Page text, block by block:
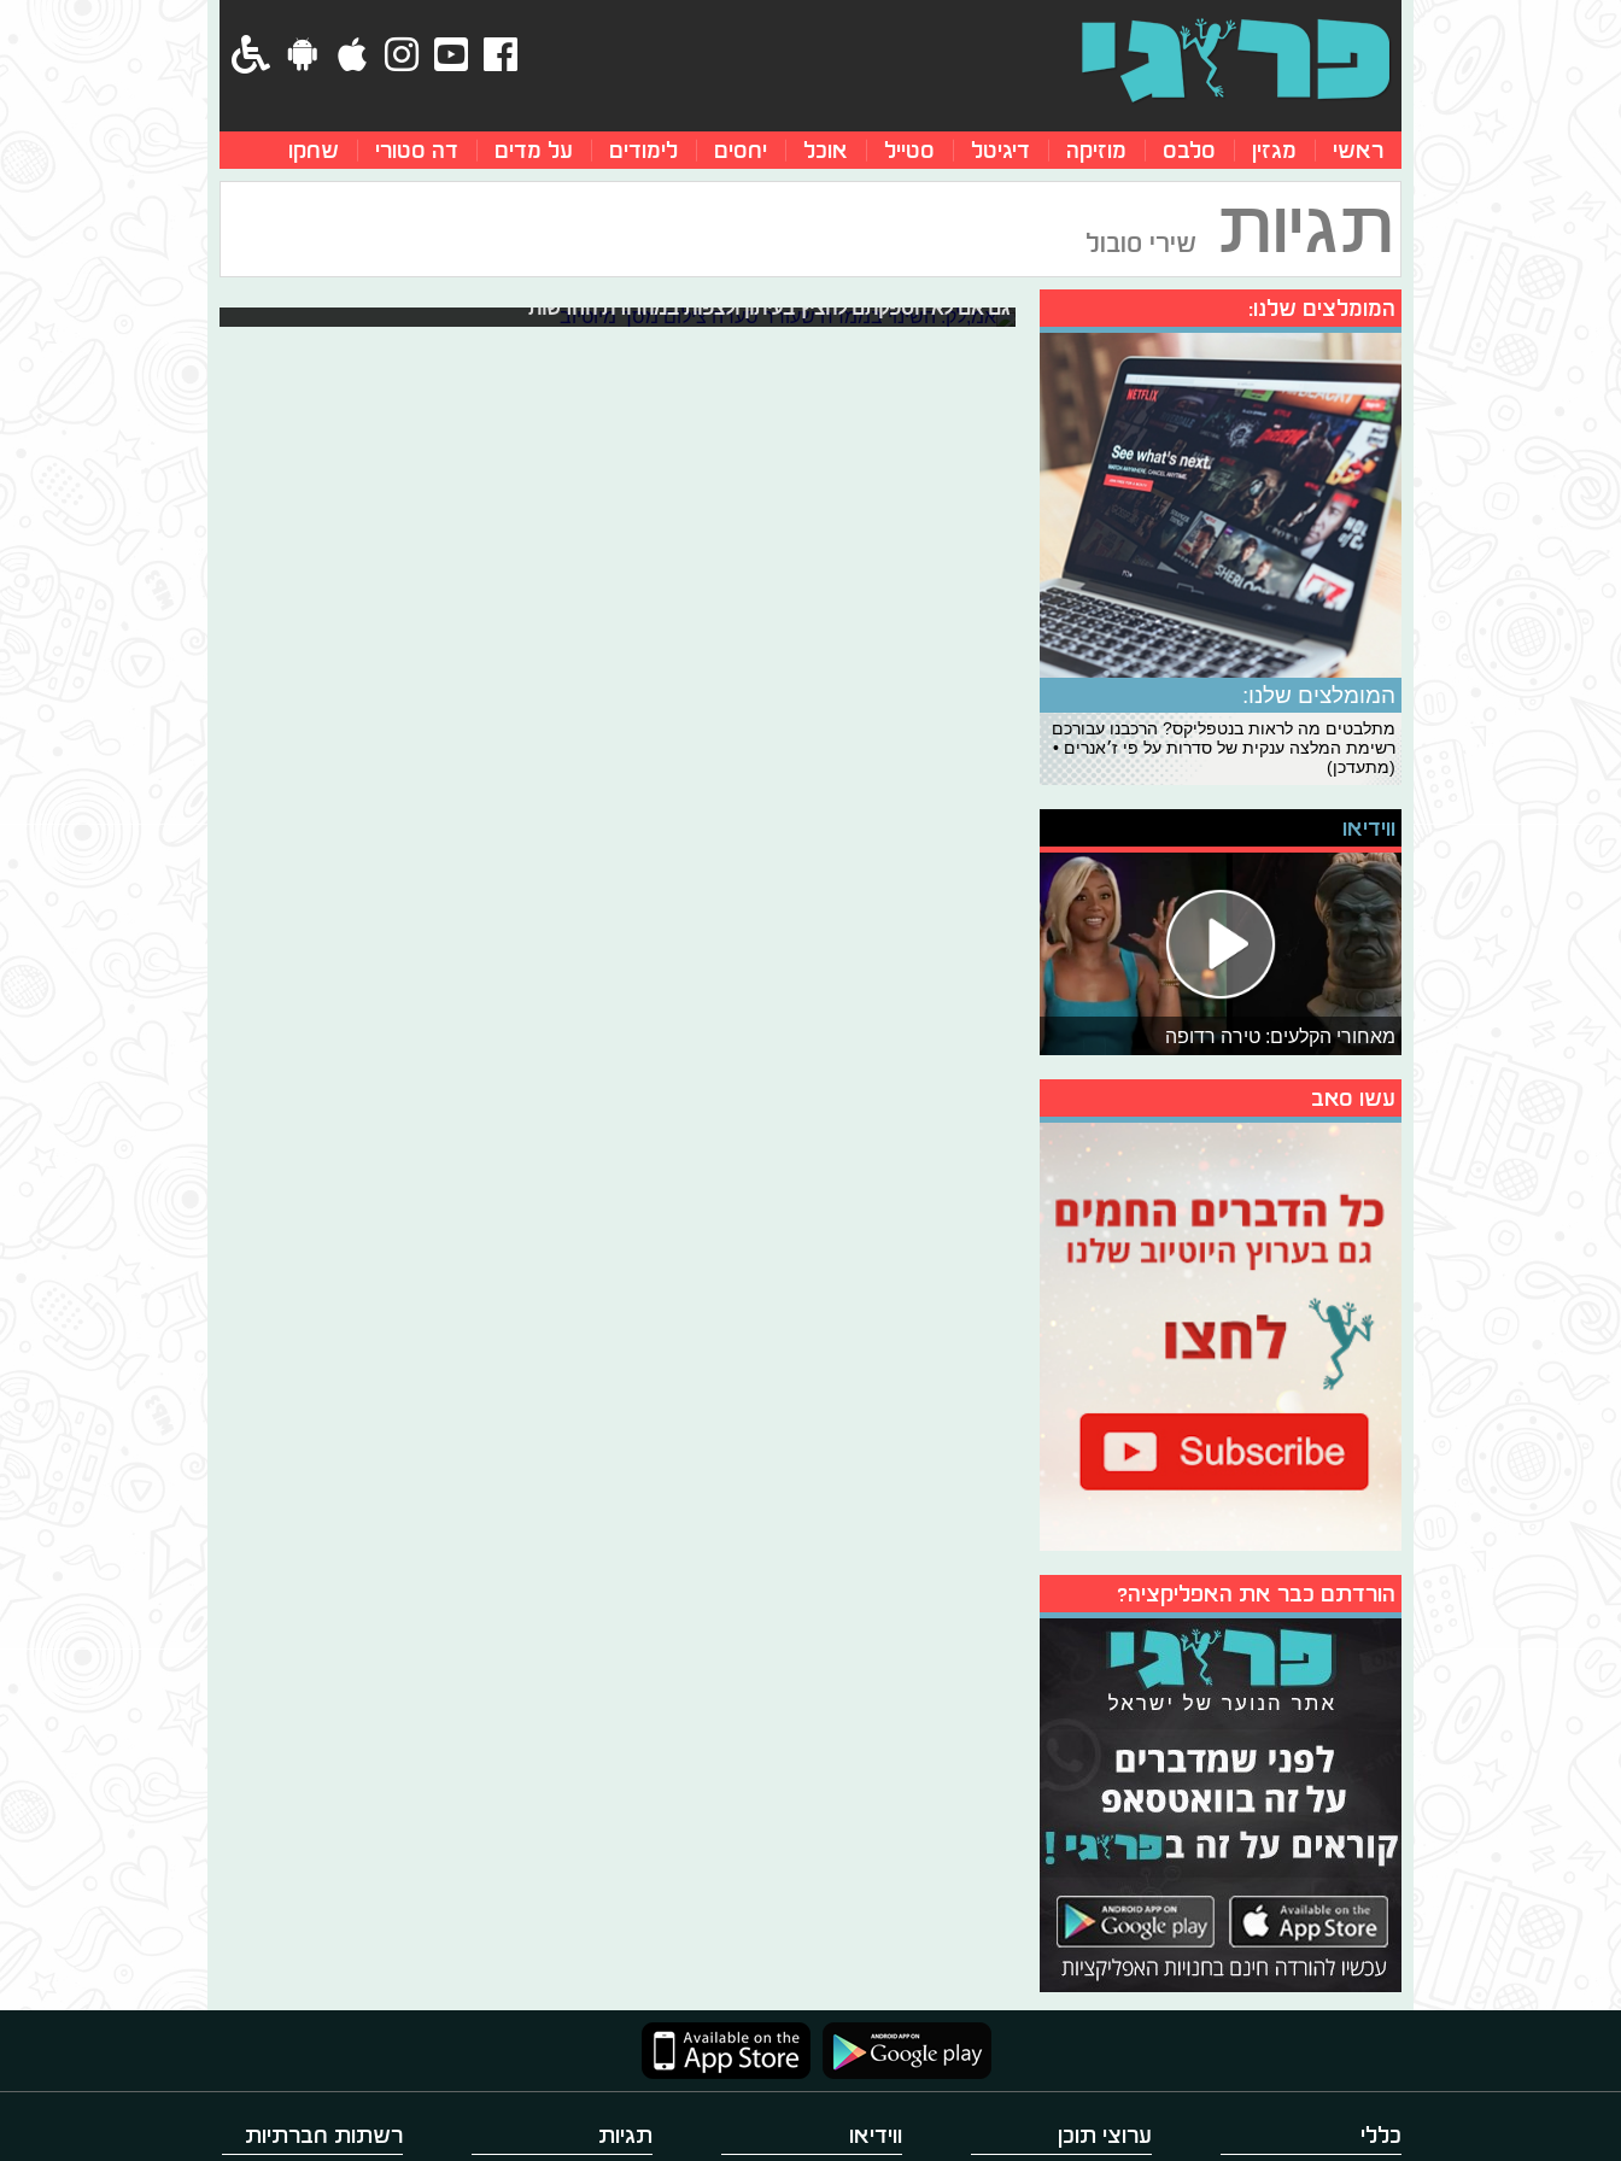
ראשי מגזין סלבס מוזיקה דיגיטל סטייל אוכל יחסים לימודים על מדים דה סטורי שחקו
תגיות שירי סובול
גם אם לא הספקתם להציץ בעיתון ולצפות במהדורת החדשות
המומלצים שלנו:
המומלצים שלנו:
מתלבטים מה לראות בנטפליקס? הרכבנו עבורכם
רשימת המלצה ענקית של סדרות על פי ז׳אנרים •
(מתעדכן)
ווידיאו
מאחורי הקלעים: טירה רדופה
עשו סאב
הורדתם כבר את האפליקציה?
כללי ערוצי תוכן ווידיאו תגיות רשתות חברתיות